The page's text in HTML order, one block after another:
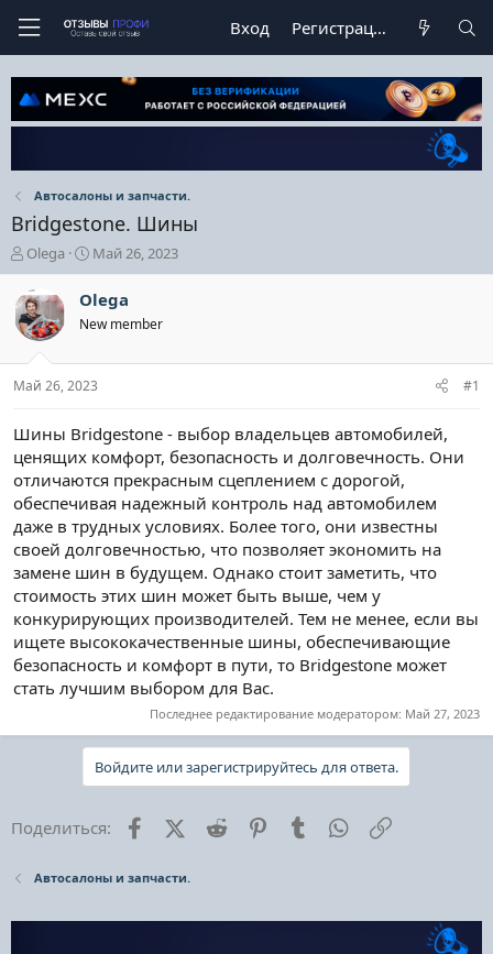
Вход Регистрация
Автосалоны и запчасти.
Bridgestone. Шины
А
в
т
о
р
е
м
Olega
Д
а
т
а
н
ч
а
а
Май 26, 2023
Olega
New member
Май 26, 2023 #1
Шины Bridgestone - выбор владельцев автомобилей,
ценящих комфорт, безопасность и долговечность. Они
отличаются прекрасным сцеплением с дорогой,
обеспечивая надежный контроль над автомобилем
даже в трудных условиях. Более того, они известны
своей долговечностью, что позволяет экономить на
замене шин в будущем. Однако стоит заметить, что
стоимость этих шин может быть выше, чем у
конкурирующих производителей. Тем не менее, если вы
ищете высококачественные шины, обеспечивающие
безопасность и комфорт в пути, то Bridgestone может
стать лучшим выбором для Вас.
Последнее редактирование модератором: Май 27, 2023
Войдите или зарегистрируйтесь для ответа.
Поделиться: FacebookX (Twitter)
Reddit PinterestTumblr WhatsApp
Автосалоны и запчасти.